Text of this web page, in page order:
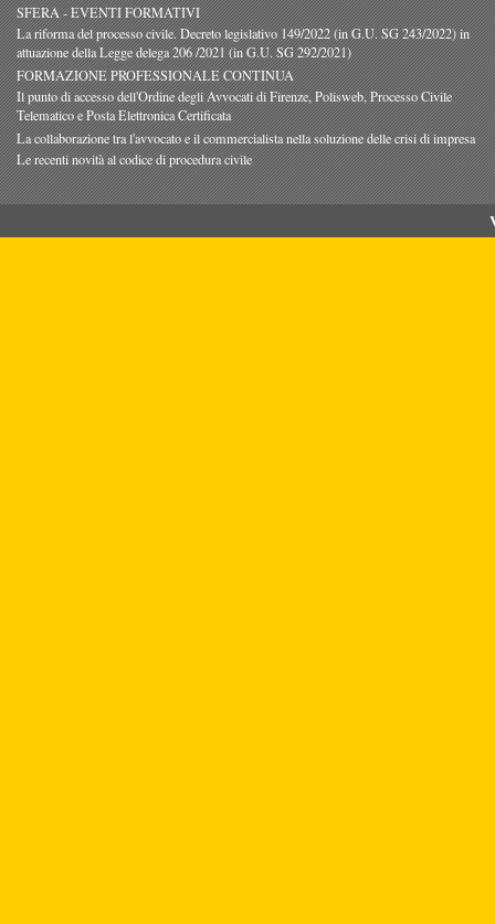
SFERA - EVENTI FORMATIVI
La riforma del processo civile. Decreto legislativo 149/2022 (in G.U. SG 243/2022) in
attuazione della Legge delega 206 /2021 (in G.U. SG 292/2021)
FORMAZIONE PROFESSIONALE CONTINUA
Il punto di accesso dell'Ordine degli Avvocati di Firenze, Polisweb, Processo Civile
Telematico e Posta Elettronica Certificata
La collaborazione tra l'avvocato e il commercialista nella soluzione delle crisi di impresa
Le recenti novità al codice di procedura civile